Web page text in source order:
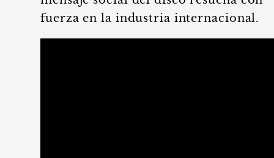
fuerza en la industria internacional.